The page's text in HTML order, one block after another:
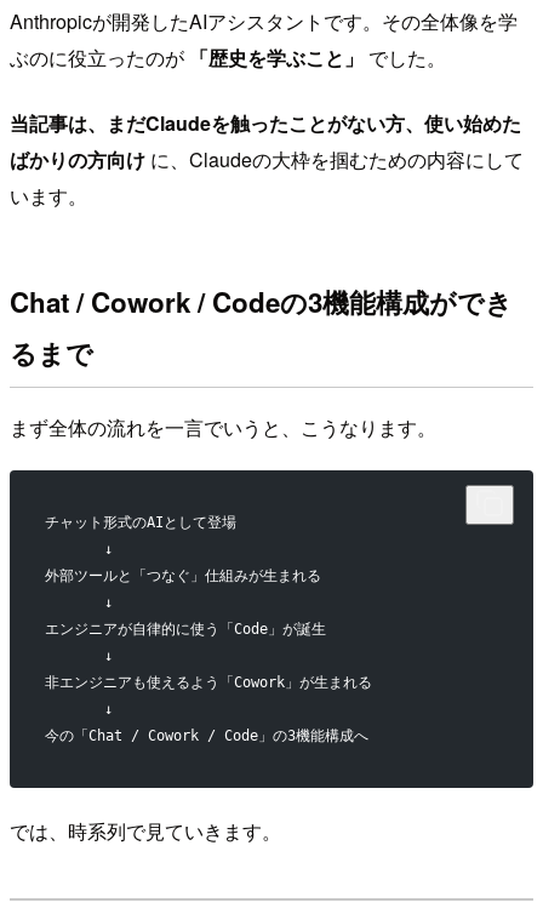
Anthropicが開発したAIアシスタントです。その全体像を学
ぶのに役立ったのが 「歴史を学ぶこと」 でした。
当記事は、まだClaudeを触ったことがない方、使い始めた
ばかりの方向け に、Claudeの大枠を掴むための内容にして
います。
Chat / Cowork / Codeの3機能構成ができ
るまで
まず全体の流れを一言でいうと、こうなります。
チャット形式のAIとして登場
       ↓
外部ツールと「つなぐ」仕組みが生まれる
       ↓
エンジニアが自律的に使う「Code」が誕生
       ↓
非エンジニアも使えるよう「Cowork」が生まれる
       ↓
今の「Chat / Cowork / Code」の3機能構成へ
では、時系列で見ていきます。